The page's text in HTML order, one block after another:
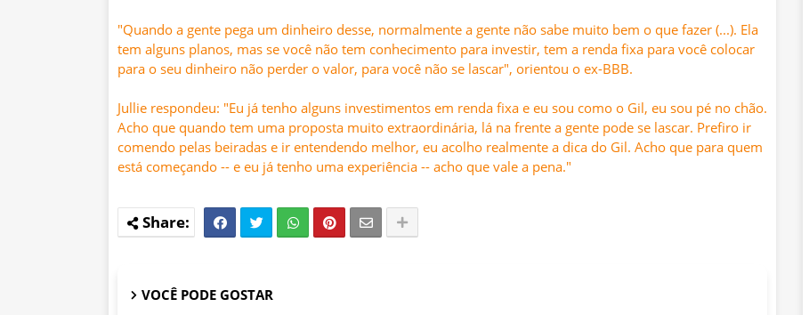
"Quando a gente pega um dinheiro desse, normalmente a gente não sabe muito bem o que fazer (...). Ela
tem alguns planos, mas se você não tem conhecimento para investir, tem a renda fixa para você colocar
para o seu dinheiro não perder o valor, para você não se lascar", orientou o ex-BBB.
Jullie respondeu: "Eu já tenho alguns investimentos em renda fixa e eu sou como o Gil, eu sou pé no chão.
Acho que quando tem uma proposta muito extraordinária, lá na frente a gente pode se lascar. Prefiro ir
comendo pelas beiradas e ir entendendo melhor, eu acolho realmente a dica do Gil. Acho que para quem
está começando -- e eu já tenho uma experiência -- acho que vale a pena."
VOCÊ PODE GOSTAR